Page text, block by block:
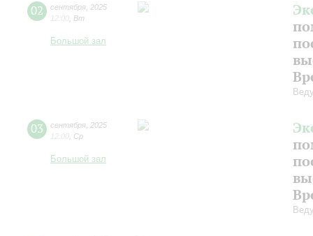
02 сентября 2025
12:00 Вт
Большой зал
03 сентября 2025
12:00 Ср
Большой зал